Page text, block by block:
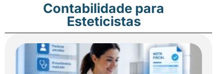
Contabilidade para
Esteticistas